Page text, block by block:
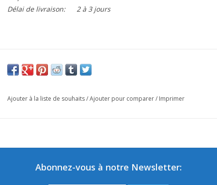
Délai de livraison:
2 à 3 jours
Ajouter à la liste de souhaits/Ajouter pour comparer/ Imprimer
Abonnez-vous à notre Newsletter: